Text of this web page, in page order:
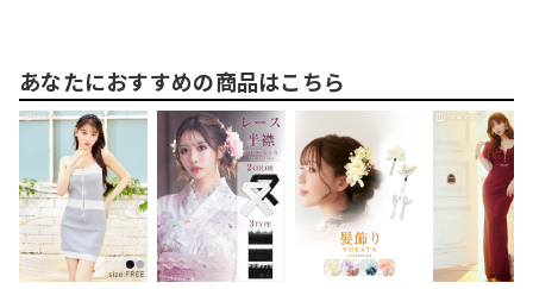
あなたにおすすめの商品はこちら